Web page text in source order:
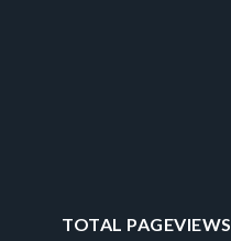
TOTAL PAGEVIEWS